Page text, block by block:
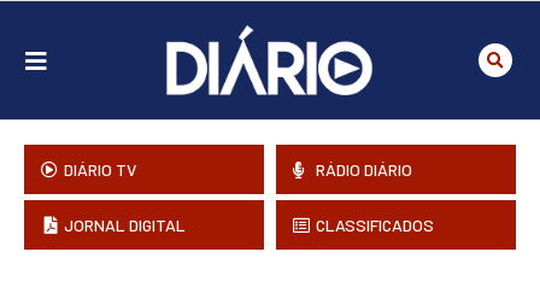
DIÁRIO TV RÁDIO DIÁRIO
JORNAL DIGITAL CLASSIFICADOS